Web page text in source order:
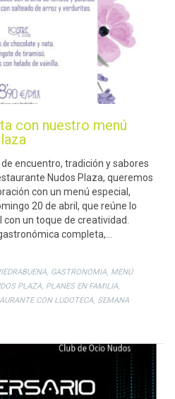
con nuestro menú
encuentro, tradición y sabores
Nudos Plaza, queremos
con un menú especial,
20 de abril, que reúne lo
un toque de creatividad.
completa,…
, GASTRONOMIA, MENÚ
PLAZA, PLANES EN FAMILIA,
CON LUDOTECA, SEMANA